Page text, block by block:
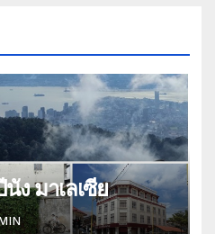
ง มาเลเซีย